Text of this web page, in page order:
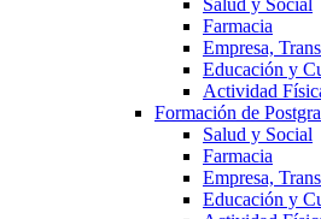
Salud y Social
Farmacia
Empresa,
Educación y
Actividad
Formación de
Salud y Social
Farmacia
Empresa,
Educación y